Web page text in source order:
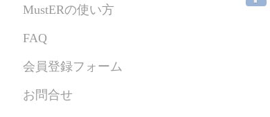
MustERの使い方
FAQ
会員登録フォーム
お問合せ